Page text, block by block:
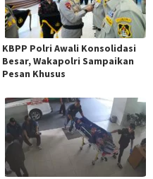
KBPP Polri Awali Konsolidasi
Besar, Wakapolri Sampaikan
Pesan Khusus